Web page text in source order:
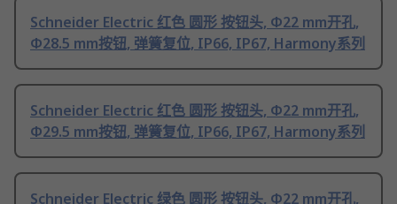
Schneider Electric 红色 圆形 按钮头, Φ22 mm开孔,
Φ28.5 mm按钮, 弹簧复位, IP66, IP67, Harmony系列
Schneider Electric 红色 圆形 按钮头, Φ22 mm开孔,
Φ29.5 mm按钮, 弹簧复位, IP66, IP67, Harmony系列
Schneider Electric 绿色 圆形 按钮头, Φ22 mm开孔,